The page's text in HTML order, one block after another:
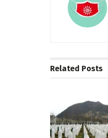
Related Posts